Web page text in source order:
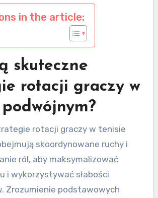
in the article:
skuteczne
rotacji graczy w
rotacji graczy w tenisie
skoordynowane ruchy i
ról, aby maksymalizować
i wykorzystywać słabości
Zrozumienie podstawowych